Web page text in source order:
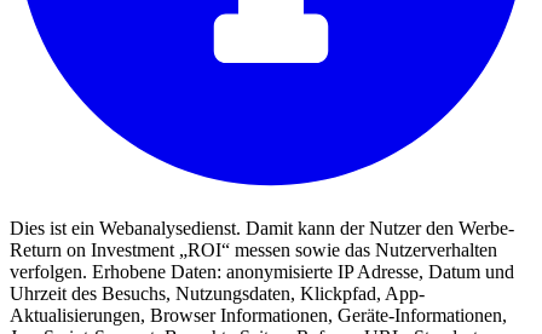
Dies ist ein Webanalysedienst. Damit kann der Nutzer den Werbe-
Return on Investment „ROI“ messen sowie das Nutzerverhalten
verfolgen. Erhobene Daten: anonymisierte IP Adresse, Datum und
Uhrzeit des Besuchs, Nutzungsdaten, Klickpfad, App-
Aktualisierungen, Browser Informationen, Geräte-Informationen,